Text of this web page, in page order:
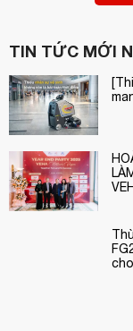
TIN TỨC MỚI